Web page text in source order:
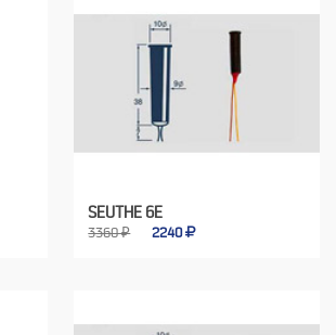
SEUTHE 6E
3360 ₽ 2240